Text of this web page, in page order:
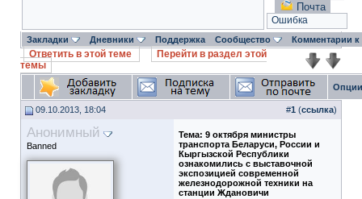
Почта
Ошибка
Закладки Дневники Поддержка Сообщество Комментарии
Ответить в этой теме
Перейти в раздел этой
темы
09.10.2013, 18:04 #1 (ссылка)
Анонимный
Banned
Тема: 9 октября министры
транспорта Беларуси, России и
Кыргызской Республики
ознакомились с выставочной
экспозицией современной
железнодорожной техники на
станции Ждановичи